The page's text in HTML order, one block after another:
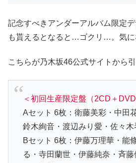
記念すべきアンダーアルバム限定
も貰えるとなると…ゴクリ…。気に
こちらが乃木坂46公式サイトから
＜初回生産限定盤（2CD＋DVD
Aセット 6枚：衛藤美彩・中田
鈴木絢音・渡辺みり愛・佐々木
Bセット 6枚：伊藤万理華・能
る・寺田蘭世・伊藤純奈・斉藤